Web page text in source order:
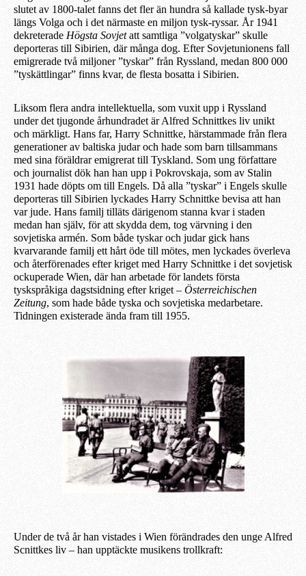
slutet av 1800-talet fanns det fler än hundra så kallade tysk-byar
längs Volga och i det närmaste en miljon tysk-ryssar. År 1941
dekreterade Högsta Sovjetatt samtliga ”volgatyskar” skulle
deporteras till Sibirien, där många dog. Efter Sovjetunionens fall
emigrerade två miljoner ”tyskar” från Ryssland, medan 800 000
”tyskättlingar” finns kvar, de flesta bosatta i Sibirien.
Liksom flera andra intellektuella, som vuxit upp i Ryssland
under det tjugonde århundradet är Alfred Schnittkes liv unikt
och märkligt. Hans far, Harry Schnittke, härstammade från flera
generationer av baltiska judar och hade som barn tillsammans
med sina föräldrar emigrerat till Tyskland. Som ung författare
och journalist dök han han upp i Pokrovskaja, som av Stalin
1931 hade döpts om till Engels. Då alla ”tyskar” i Engels skulle
deporteras till Sibirien lyckades Harry Schnittke bevisa att han
var jude. Hans familj tilläts därigenom stanna kvar i staden
medan han själv, för att skydda dem, tog värvning i den
sovjetiska armén. Som både tyskar och judar gick hans
kvarvarande familj ett hårt öde till mötes, men lyckades överleva
och återförenades efter kriget med Harry Schnittke i det sovjetisk
ockuperade Wien, där han arbetade för landets första
tyskspråkiga dagstsidning efter kriget –Österreichischen
Zeitung, som hade både tyska och sovjetiska medarbetare.
Tidningen existerade ända fram till 1955.
Under de två år han vistades i Wien förändrades den unge Alfred
Scnittkes liv – han upptäckte musikens trollkraft: